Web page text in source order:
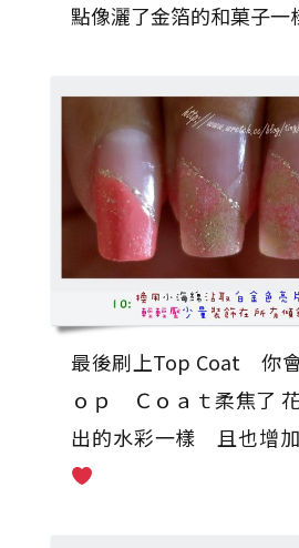
點像灑了金箔的和菓子一
最後刷上Top Coat 你
ｏｐ Ｃｏａｔ柔焦了
出的水彩一樣 且也增